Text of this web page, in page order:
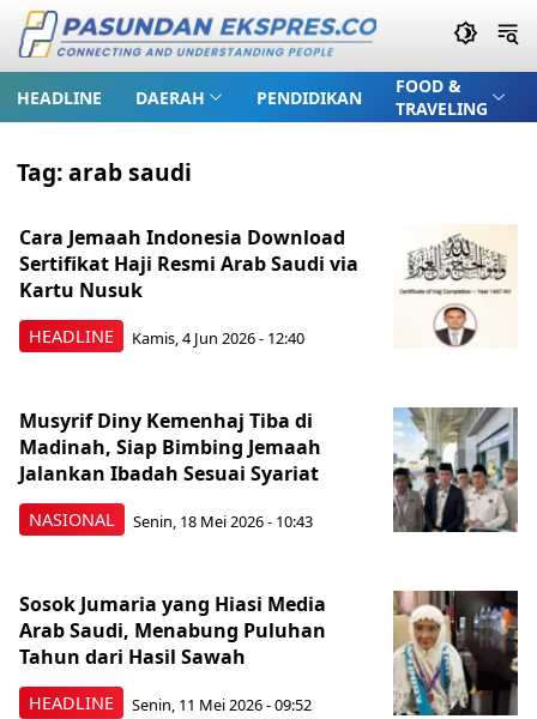
HEADLINE DAERAH PENDIDIKAN
FOOD &
TRAVELING
Tag:arab saudi
HEADLINE
Cara Jemaah Indonesia Download
Sertifikat Haji Resmi Arab Saudi via
Kartu Nusuk
Kamis, 4 Jun 2026 - 12:40
NASIONAL
Musyrif Diny Kemenhaj Tiba di
Madinah, Siap Bimbing Jemaah
Jalankan Ibadah Sesuai Syariat
Senin, 18 Mei 2026 - 10:43
HEADLINE
Sosok Jumaria yang Hiasi Media
Arab Saudi, Menabung Puluhan
Tahun dari Hasil Sawah
Senin, 11 Mei 2026 - 09:52